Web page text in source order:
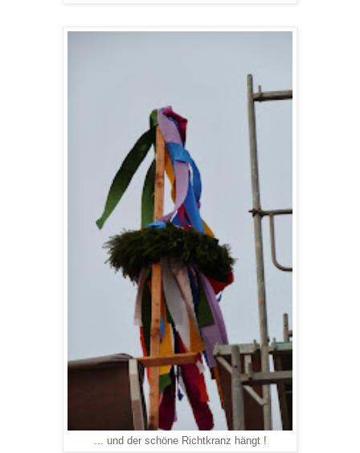
... und der schöne Richtkranz hängt !